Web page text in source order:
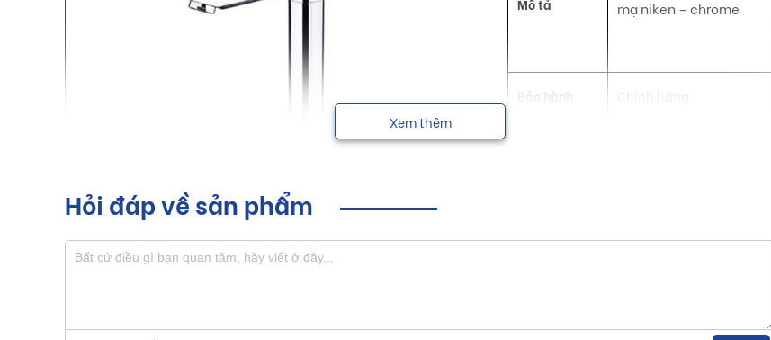
Mô tả
mạ niken – chrome
Bảo hành Chính hãng
Vòi lavabo Luxta với những đường nét thanh thoát giúp tạo nên một không gian sống hiện đại, tiện nghi và sang
Xem thêm
Hỏi đáp về sản phẩm